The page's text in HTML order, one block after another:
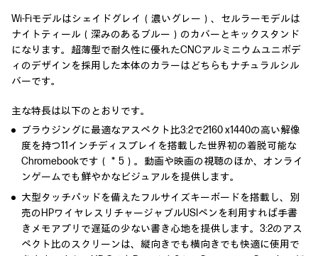
Wi-Fiモデルはシェイドグレイ（濃いグレー）、セルラーモデルは
ナイトティール（深みのあるブルー）のカバーとキックスタンド
になります。超薄型で耐久性に優れたCNCアルミニウムユニボデ
ィのデザインを採用した本体のカラーはどちらもナチュラルシル
バーです。
主な特長は以下のとおりです。
ブラウジングに最適なアスペクト比3:2で2160 x1440の高い解像
度を持つ11インチディスプレイを搭載した世界初の着脱可能な
Chromebookです（＊5）。動画や映画の視聴のほか、オンライ
ンゲームでも鮮やかなビジュアルを提供します。
大型タッチパッドを備えたフルサイズキーボードを搭載し、別
売のHPワイヤレスリチャージャブルUSIペンを利用すれば手書
きメモアプリで遅延の少ない書き心地を提供します。3:2のアス
ペクト比のスクリーンは、縦向きでも横向きでも快適に使用で